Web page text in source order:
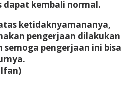
dapat kembali normal.
ketidaknyamananya,
pengerjaan dilakukan
semoga pengerjaan ini bisa